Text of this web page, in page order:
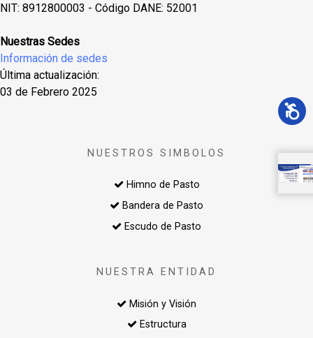
NIT: 8912800003 - Código DANE: 52001
Nuestras Sedes
Información de sedes
Última actualización:
03 de Febrero 2025
NUESTROS SIMBOLOS
Himno de Pasto
Bandera de Pasto
Escudo de Pasto
NUESTRA ENTIDAD
Misión y Visión
Estructura